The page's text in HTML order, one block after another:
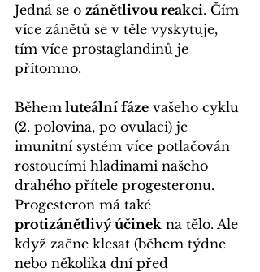
Jedná se o zánětlivou reakci. Čím
více zánětů se v těle vyskytuje,
tím více prostaglandinů je
přítomno.
Během luteální fáze vašeho cyklu
(2. polovina, po ovulaci) je
imunitní systém více potlačován
rostoucími hladinami našeho
drahého přítele progesteronu.
Progesteron má také
protizánětlivý účinek na tělo. Ale
když začne klesat (během týdne
nebo několika dní před